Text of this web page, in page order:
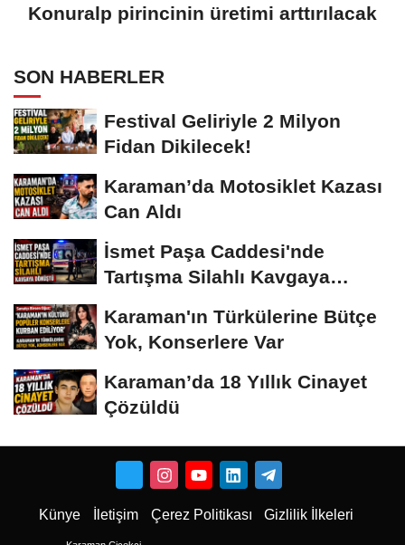
Konuralp pirincinin üretimi arttırılacak
SON HABERLER
Festival Geliriyle 2 Milyon
Fidan Dikilecek!
Karaman’da Motosiklet Kazası
Can Aldı
İsmet Paşa Caddesi'nde
Tartışma Silahlı Kavgaya
Karaman'ın Türkülerine Bütçe
Yok, Konserlere Var
Karaman’da 18 Yıllık Cinayet
Çözüldü
Künye İletişim Çerez Politikası Gizlilik İlkeleri